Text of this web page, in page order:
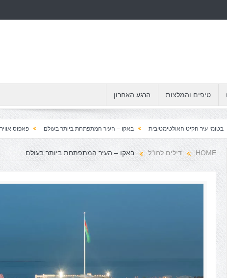
טיפים והמלצות הרגע האחרון
האולטימטיבית באקו – העיר המתפתחת ביותר בעולם פאפוס אווירה ים תיכונית
HOME דילים לחו"ל באקו – העיר המתפתחת ביותר בעולם